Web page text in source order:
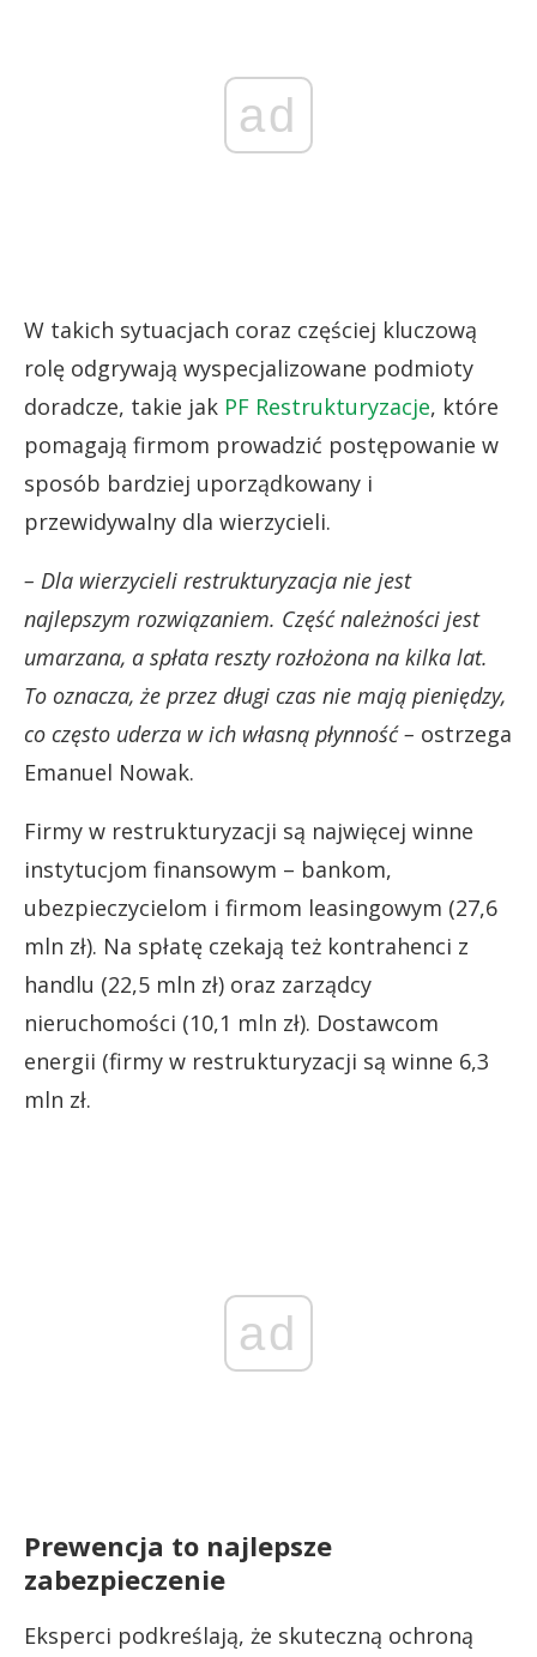
ad
W takich sytuacjach coraz częściej kluczową
rolę odgrywają wyspecjalizowane podmioty
doradcze, takie jak PF Restrukturyzacje, które
pomagają firmom prowadzić postępowanie w
sposób bardziej uporządkowany i
przewidywalny dla wierzycieli.
– Dla wierzycieli restrukturyzacja nie jest
najlepszym rozwiązaniem. Część należności jest
umarzana, a spłata reszty rozłożona na kilka lat.
To oznacza, że przez długi czas nie mają pieniędzy,
co często uderza w ich własną płynność – ostrzega
Emanuel Nowak.
Firmy w restrukturyzacji są najwięcej winne
instytucjom finansowym – bankom,
ubezpieczycielom i firmom leasingowym (27,6
mln zł). Na spłatę czekają też kontrahenci z
handlu (22,5 mln zł) oraz zarządcy
nieruchomości (10,1 mln zł). Dostawcom
energii (firmy w restrukturyzacji są winne 6,3
mln zł.
ad
Prewencja to najlepsze
zabezpieczenie
Eksperci podkreślają, że skuteczną ochroną